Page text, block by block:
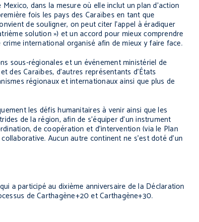
dans la mesure où elle inclut un plan d’action
fois les pays des Caraïbes en tant que
de souligner, on peut citer l’appel à éradiquer
solution ») et un accord pour mieux comprendre
international organisé afin de mieux y faire face.
sous-régionales et un événement ministériel de
des Caraïbes, d’autres représentants d’États
régionaux et internationaux ainsi que plus de
les défis humanitaires à venir ainsi que les
de la région, afin de s’équiper d’un instrument
de coopération et d’intervention (via le Plan
Aucun autre continent ne s’est doté d’un
a participé au dixième anniversaire de la Déclaration
de Carthagène+20 et Carthagène+30.